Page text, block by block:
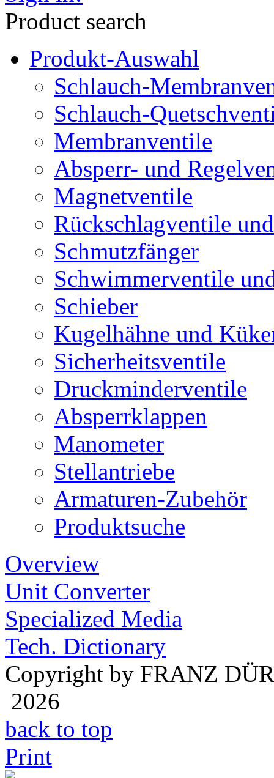
Product search
Produkt-Auswahl
Schlauch-
Schlauch-
Membranventile
Absperr- und
Magnetventile
Rückschlagventile
Schmutzfänger
Schwimmerventile
Schieber
Kugelhähne und
Sicherheitsventile
Druckminderventile
Absperrklappen
Manometer
Stellantriebe
Armaturen-Zubehör
Produktsuche
Overview
Unit Converter
Specialized Media
Tech. Dictionary
Copyright by FRANZ
2026
back to top
Print